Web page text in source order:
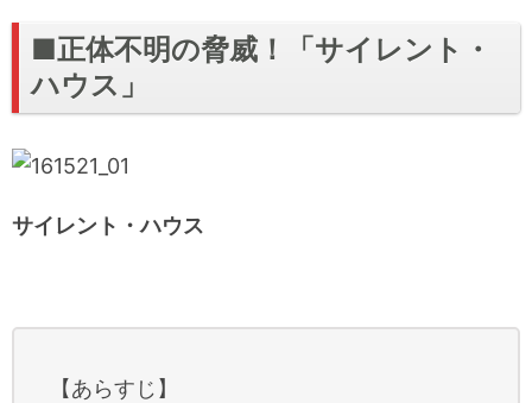
■正体不明の脅威！「サイレント・
ハウス」
サイレント・ハウス
【あらすじ】